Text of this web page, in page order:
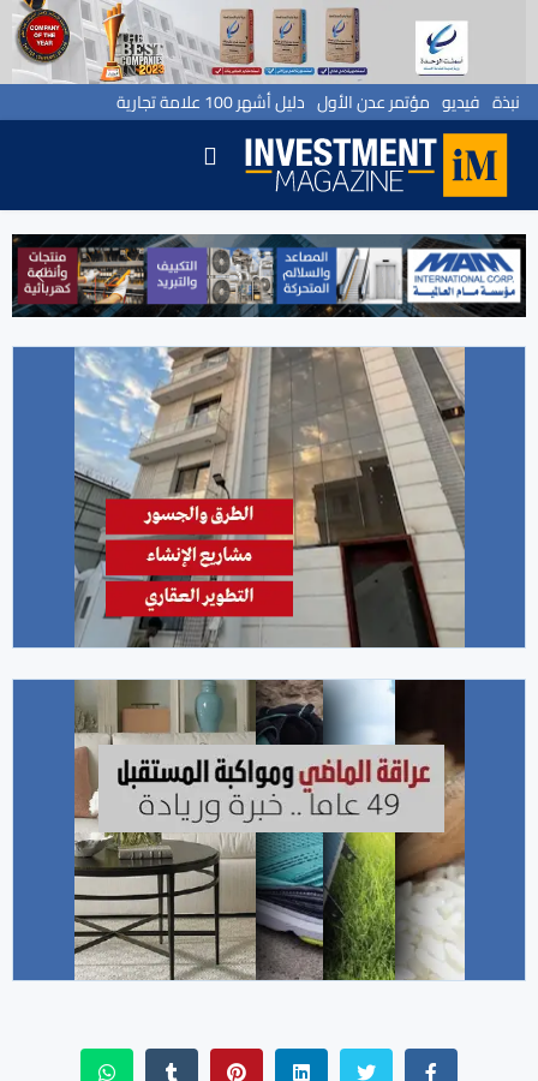
نبذة فيديو مؤتمر عدن الأول دليل أشهر 100 علامة تجارية